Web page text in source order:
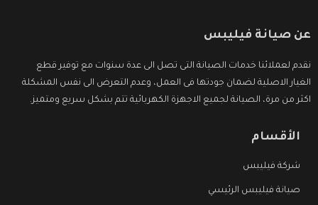
عن صيانة فيليبس
نقدم لعملائنا خدمات الصيانة التى تصل الى عدة سنوات مع توفير قطع
الغيار الاصلية لضمان جودتها فى العمل، وعدم التعرض الى نفس المشكلة
اكثر من مرة، الصيانة لجميع الاجهزة الكهربائية تتم بشكل سريع ومتميز.
الأقسام
شركة فيليبس
صيانة فيليبس الرئيسي